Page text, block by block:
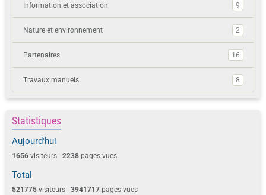
Information et association 9
Nature et environnement 2
Partenaires 16
Travaux manuels 8
Statistiques
Aujourd'hui
1656 visiteurs - 2238 pages vues
Total
521775 visiteurs - 3941717 pages vues